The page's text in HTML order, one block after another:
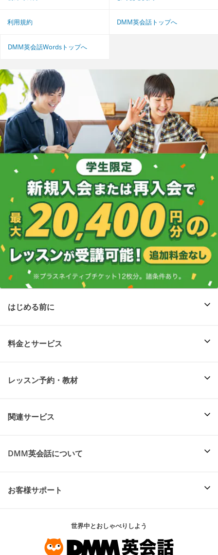
利用規約 DMM英会話トップへ
DMM英会話Wordsトップへ
はじめる前に
料金とサービス
レッスン予約・教材
関連サービス
DMM英会話について
お客様サポート
世界中とおしゃべりしよう